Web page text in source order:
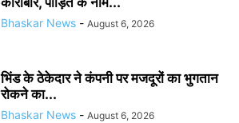
Bhaskar News - August 6, 2026
भिंड के ठेकेदार ने कंपनी पर मजदूरों का भुगतान
रोकने का...
Bhaskar News - August 6, 2026